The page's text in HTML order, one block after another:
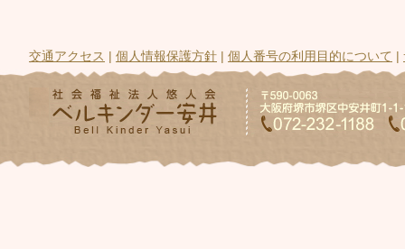
交通アクセス | 個人情報保護方針 | 個人番号の利用目的について |